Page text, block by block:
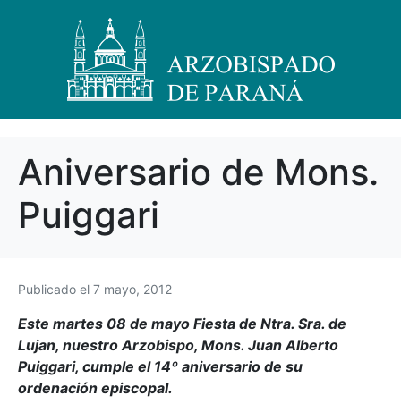
Aniversario de Mons.
Puiggari
Publicado el 7 mayo, 2012
Este martes 08 de mayo Fiesta de Ntra. Sra. de
Lujan, nuestro Arzobispo, Mons. Juan Alberto
Puiggari, cumple el 14º aniversario de su
ordenación episcopal.